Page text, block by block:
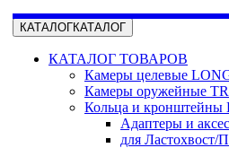
КАТАЛОГКАТАЛОГ
КАТАЛОГ ТОВАРОВ
Камеры целевые
Камеры оружейные
Кольца и кронштейны
Адаптеры и
для Ластохвост/